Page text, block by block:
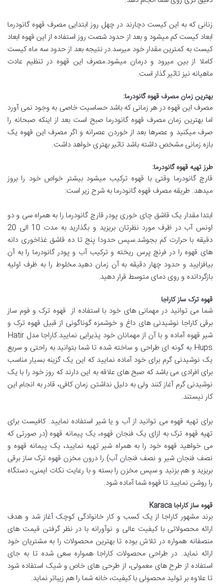
زنانی که به این کیست دچارند در چهل روز ابتدایی مصرف قهوه گانودرما
ابعاد کیست کم میشود و بعد از حدود شصت روز استفاده از این قهوه ابعاد
کیست به کمترین مقدار خود میرسد.در نتیجه بعد از حدود سه ماه کیست
کاملا از بین میرود و درمان میشود.مصرف این قهوه در تنظیم عادت
ماهیانه نیز تاثیر گذار است.
بهترین زمان مصرف قهوه گانودرما:
مصرف این قهوه در هر زمانی که باشد حساسیت خاصی به وجود نمی آورد
اما بهترین زمان مصرف قهوه گانودرما صبح است بعد از اینکه صبحانه را
صرف میکنید و عصرها بعد از خوردن عصرانه و اگر مصرف این قهوه یک
بازه زمانی مشخص داشته باشد تاثیر بهتری خواهد داشت.
طرز تهیه قهوه گانودرما:
قارچ گانودرما وقتی با قهوه ترکیب میشود بیشتر خواص خود را بروز
میدهد. طریقه مصرف قهوه گانودرما به شرح زیر است:
ابتدا مقدار یک قاشق چای خوری پودر قارچ گانودرما را به همراه سی و دو
اونس آب در ظرف مورد نظرتان بریزید و بگذارید به مدت 10 الی 20
دقیقه با حرارت کم بجوشد.سپس حدودا پنج تا ده قاشق غذاخوری دانه
های قهوه را در فرنچ پرس ریخته و ترکیب آب و پودر گانودرما را به آن
بیافزایید و حدود چهار دقیقه به آن زمان دهید.مخلوط را به ظرف اولیه
بازگردانده و روی دمای متوسط قرار دهید.
قهوه ترک ساز کاراجا
شما می توانید در مهمانی های خود با استفاده از قهوه ترک و فوم ساز
برقی کاراجا نوشیدنی های داغ و خوشمزه گوناگونی از قبیل قهوه ترک و
شیر قهوه آماده و با آن از مهمانان خود پذیرایی نمایید.کاراجا مدل Hatir
Hups به گونه ای طراحی و ساخته شده تا شما بتوانید به راحتی و سریع
یک نوشیدنی گرم برای خود آماده نمایید که این یک گزینه بسیار مناسب
برای افرادی می باشد که صبح های علاقه به این دارند که روز خود را با یک
نوشیدنی گرم آغاز کنند ولی به دلیل نداشتن زمان کافی، قادر به انجام این
کار نیستند.
برای تهیه قهوه می توانید از آب و یا شیر استفاده نمایید. کافیست برای
تهیه قهوه ترک به ازای یک فنجان قهوه، یک پیمانه قهوه (در صورتی که
می خواهید قهوه خود را به همراه شیر تهیه نمایید، یک پیمانه قهوه و
نصف فنجان شیر و نصف فنجان آب) را درون مخزن قهوه ترک ساز برقی
بریزید و هم بزنید و سپس مخزن را بسته و با رعایت نکات ایمنی، دستگاه
را روشن نمایید تا قهوه شما آماده شود.
قهوه ساز کاراجا Karaca
برند مشهور کاراجا از یک کسب و کار خانوادگی کوچک آغاز شد و هدف
ارائه محصولاتی با کیفیت عالی و نوآورانه با در نظر گرفتن قیمت های
منصفانه همواره در تلاش بوده تا بهترین محصولات را به مشتریان خود
ارائه نماید. در طراحی محصولات کاراجا همواره سعی شده تا به جای
استفاده از طرح های معمولی، از طرحی های خاص و شیک استفاده شود
تا علاوه بر تولید محصولی با کیفیت، خانه شما را هم زیباتر نماید.